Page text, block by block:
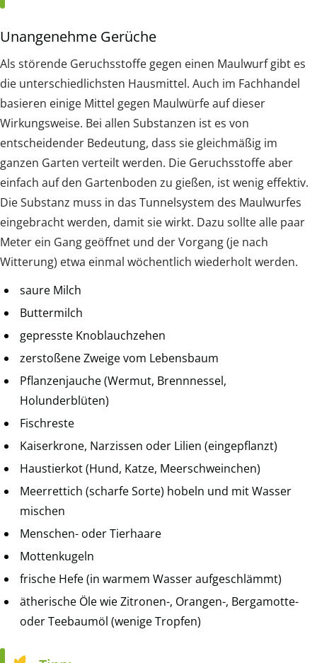
Unangenehme Gerüche
Als störende Geruchsstoffe gegen einen Maulwurf gibt es
die unterschiedlichsten Hausmittel. Auch im Fachhandel
basieren einige Mittel gegen Maulwürfe auf dieser
Wirkungsweise. Bei allen Substanzen ist es von
entscheidender Bedeutung, dass sie gleichmäßig im
ganzen Garten verteilt werden. Die Geruchsstoffe aber
einfach auf den Gartenboden zu gießen, ist wenig effektiv.
Die Substanz muss in das Tunnelsystem des Maulwurfes
eingebracht werden, damit sie wirkt. Dazu sollte alle paar
Meter ein Gang geöffnet und der Vorgang (je nach
Witterung) etwa einmal wöchentlich wiederholt werden.
saure Milch
Buttermilch
gepresste Knoblauchzehen
zerstoßene Zweige vom Lebensbaum
Pflanzenjauche (Wermut, Brennnessel,
Holunderblüten)
Fischreste
Kaiserkrone, Narzissen oder Lilien (eingepflanzt)
Haustierkot (Hund, Katze, Meerschweinchen)
Meerrettich (scharfe Sorte) hobeln und mit Wasser
mischen
Menschen- oder Tierhaare
Mottenkugeln
frische Hefe (in warmem Wasser aufgeschlämmt)
ätherische Öle wie Zitronen-, Orangen-, Bergamotte-
oder Teebaumöl (wenige Tropfen)